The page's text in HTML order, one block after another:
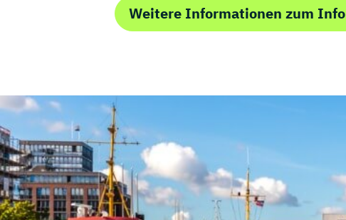
Weitere Informationen zum